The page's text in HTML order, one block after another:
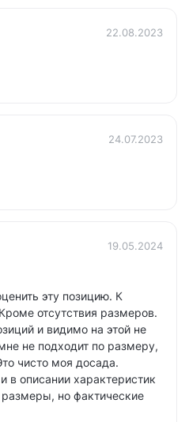
22.08.2023
24.07.2023
19.05.2024
эту позицию. К
отсутствия размеров.
и видимо на этой не
не подходит по размеру,
чисто моя досада.
в описании характеристик
но фактические